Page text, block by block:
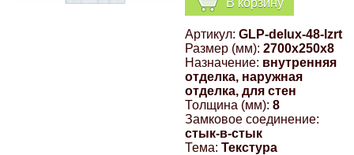
Артикул: GLP-delux-48-lzrt
Размер (мм): 2700x250x8
Назначение: внутренняя
отделка, наружная
отделка, для стен
Толщина (мм): 8
Замковое соединение:
стык-в-стык
Тема: Текстура
Компрессионные фитинги Poliext
Эмали универсальные акриловые
Магнитные панели на холодильник